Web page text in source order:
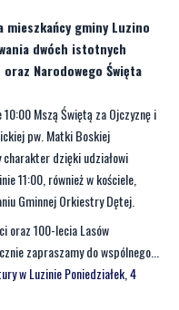
Mszą Świętą za Ojczyznę i
pw. Matki Boskiej
dzięki udziałowi
11:00, również w kościele,
Gminnej Orkiestry Dętej.
oraz 100-lecia Lasów
zapraszamy do wspólnego...
w LuziniePoniedziałek, 4
pod pomnik Józefa Wilczka,
m.in. salwa honorowa. Na